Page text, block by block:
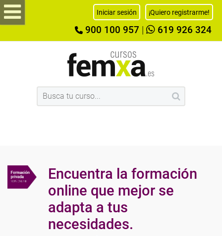
Iniciar sesión ¡Quiero registrarme!
900 100 957 619 926 324
Encuentra la formación
online que mejor se
adapta a tus
necesidades.